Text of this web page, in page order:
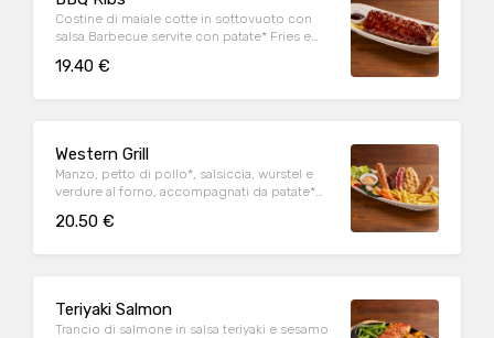
Costine di maiale cotte in sottovuoto con
salsa Barbecue servite con patate* Fries e
19.40 €
Western Grill
Manzo, petto di pollo*, salsiccia, wurstel e
verdure al forno, accompagnati da patate*
20.50 €
Teriyaki Salmon
Trancio di salmone in salsa teriyaki e sesamo